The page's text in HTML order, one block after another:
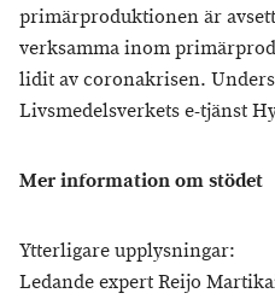
primärproduktionen är
verksamma inom
lidit av coronakrisen.
Livsmedelsverkets e-tjänst
Mer information om stödet
Ytterligare upplysningar:
Ledande expert Reijo